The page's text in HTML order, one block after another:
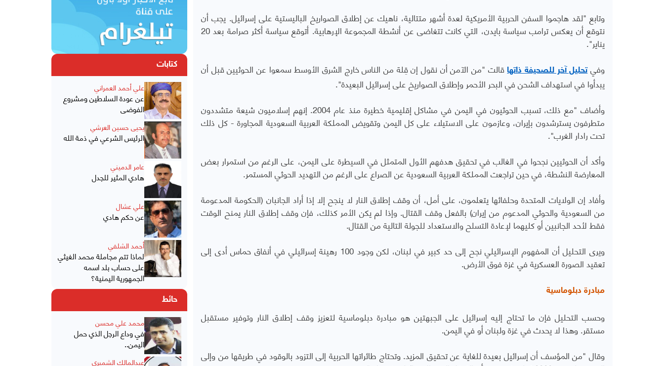
وتابع "لقد هاجموا السفن الحربية الأمريكية لعدة أشهر متتالية، ناهيك عن إطلاق الصواريخ الباليستية على إسرائيل. يجب أن
نتوقع أن يعكس ترامب سياسة بايدن، التي كانت تتغاضى عن أنشطة المجموعة الإرهابية. أتوقع سياسة أكثر صرامة بعد 20
يناير".
وفيتحليل آخر للصحيفة ذاتها قالت "من الآمن أن نقول إن قِلة من الناس خارج الشرق الأوسط سمعوا عن الحوثيين قبل أن
يبدأوا في استهداف الشحن في البحر الأحمر وإطلاق الصواريخ على إسرائيل البعيدة".
وأضاف "مع ذلك، تسبب الحوثيون في اليمن في مشاكل إقليمية خطيرة منذ عام 2004. إنهم إسلاميون شيعة متشددون
متطرفون يسترشدون بإيران، وعازمون على الاستيلاء على كل اليمن وتقويض المملكة العربية السعودية المجاورة - كل ذلك
تحت رادار الغرب".
وأكد أن الحوثيين نجحوا في الغالب في تحقيق هدفهم الأول المتمثل في السيطرة على اليمن، على الرغم من استمرار بعض
المعارضة النشطة، في حين تراجعت المملكة العربية السعودية عن الصراع على الرغم من التهديد الحوثي المستمر.
وأفاد إن الولايات المتحدة وحلفائها يتعلمون، على أمل، أن وقف إطلاق النار لا ينجح إلا إذا أراد الجانبان (الحكومة المدعومة
من السعودية والحوثي المدعوم من إيران) بالفعل وقف القتال. وإذا لم يكن الأمر كذلك، فإن وقف إطلاق النار يمنح الوقت
فقط لأحد الجانبين أو كليهما لإعادة التسلح والاستعداد للجولة التالية من القتال.
ويرى التحليل أن المفهوم الإسرائيلي نجح إلى حد كبير في لبنان، لكن وجود 100 رهينة إسرائيلي في أنفاق حماس أدى إلى
تعقيد الصورة العسكرية في غزة فوق الأرض.
مبادرة دبلوماسية
وحسب التحليل فإن ما تحتاج إليه إسرائيل على الجبهتين هو مبادرة دبلوماسية لتعزيز وقف إطلاق النار وتوفير مستقبل
مستقر. وهذا لا يحدث في غزة ولبنان أو في اليمن.
وقال "من المؤسف أن إسرائيل بعيدة للغاية عن تحقيق المزيد. وتحتاج طائراتها الحربية إلى التزود بالوقود في طريقها من وإلى
كتابات
علي أحمد العمراني
عن عودة السلاطين ومشروع
الفوضى
يحيى حسين العرشي
الرئيس الشرعي في ذمة الله
عامر الدميني
هادي المثير للجدل
علي عشال
عن حكم هادي
أحمد الشلفي
لماذا تتم مجاملة محمد الغيثي
على حساب بلد اسمه
الجمهورية اليمنية؟
حائط
محمد علي محسن
في وداع الرجل الذي حمل
اليمن..
عبدالمالك الشميري